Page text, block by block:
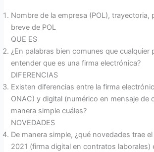
Nombre de la empresa (POL), trayectoria,
breve de POL
QUE ES
¿En palabras bien comunes que cualquier
entender que es una firma electrónica?
DIFERENCIAS
Existen diferencias entre la firma
ONAC) y digital (numérico en mensaje de
manera simple cuáles?
NOVEDADES
De manera simple, ¿qué novedades trae
2021 (firma digital en contratos laborales)